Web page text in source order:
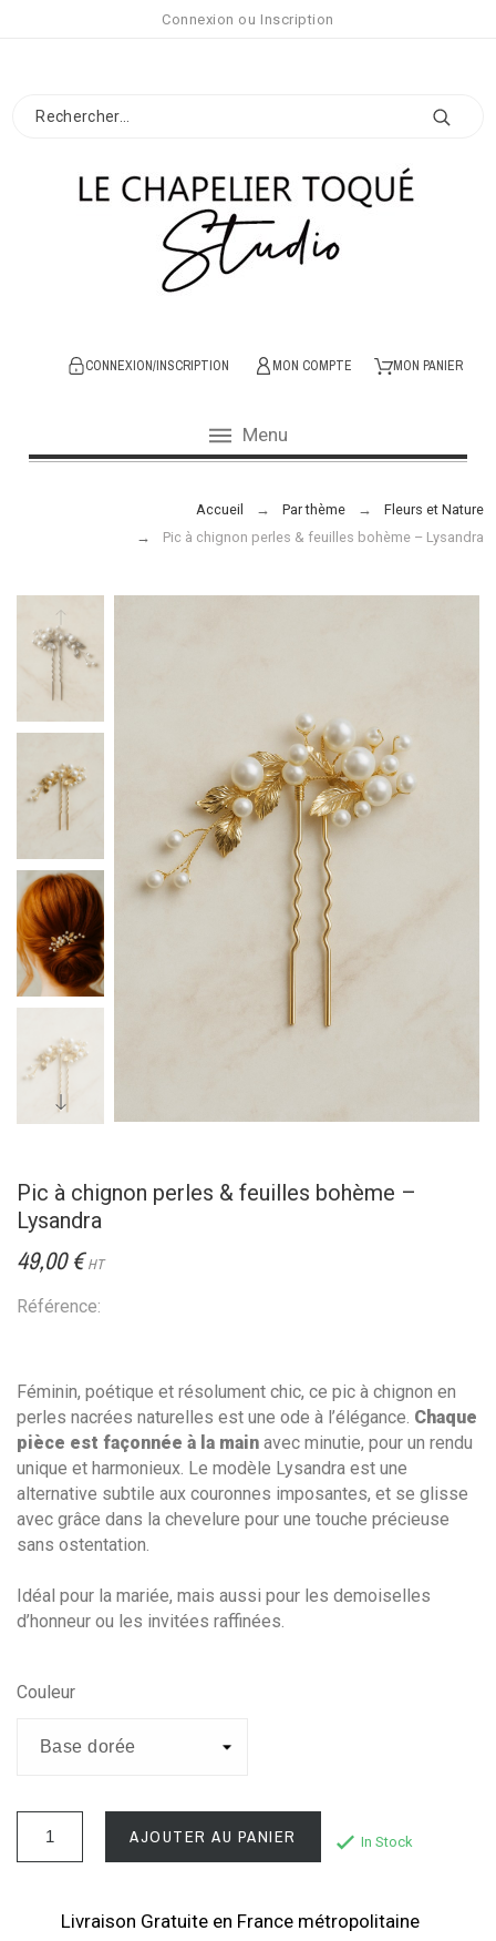
Connexion ou Inscription
CONNEXION/INSCRIPTION MON COMPTE MON PANIER
Menu
Accueil Par thème
Fleurs et Nature
Pic à chignon perles & feuilles bohème – Lysandra
Pic à chignon perles & feuilles bohème –
Lysandra
49,00 € HT
Référence:
Féminin, poétique et résolument chic, ce pic à chignon en
perles nacrées naturelles est une ode à l’élégance. Chaque
pièce est façonnée à la main avec minutie, pour un rendu
unique et harmonieux. Le modèle Lysandra est une
alternative subtile aux couronnes imposantes, et se glisse
avec grâce dans la chevelure pour une touche précieuse
sans ostentation.
Idéal pour la mariée, mais aussi pour les demoiselles
d’honneur ou les invitées raffinées.
Couleur
AJOUTER AU PANIER In Stock
Livraison Gratuite en France métropolitaine